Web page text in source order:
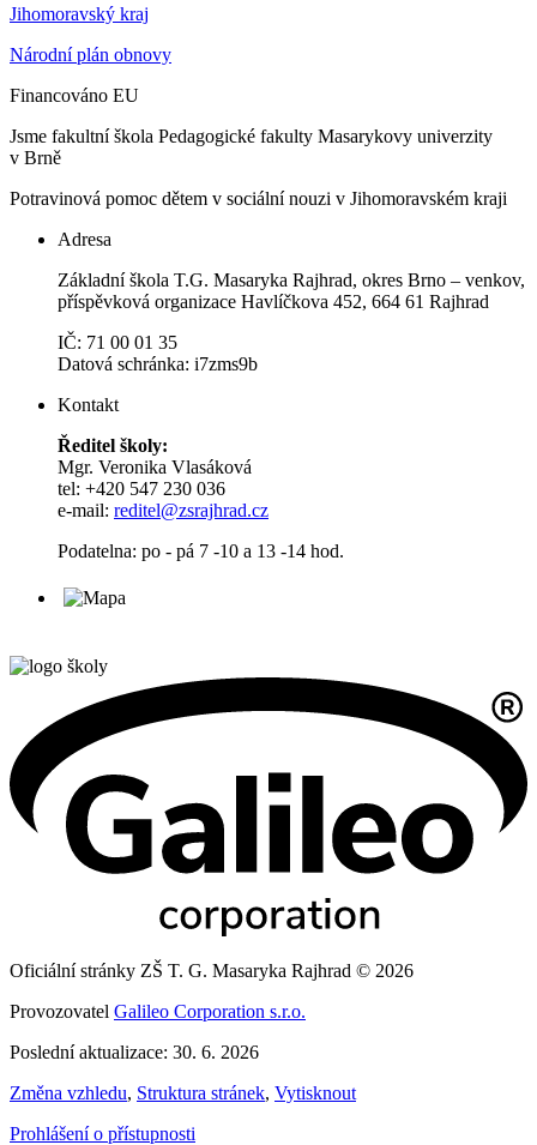
Jihomoravský kraj
Národní plán obnovy
Financováno EU
Jsme fakultní škola Pedagogické fakulty Masarykovy univerzity
v Brně
Potravinová pomoc dětem v sociální nouzi v Jihomoravském kraji
Adresa
Základní škola T.G. Masaryka Rajhrad, okres Brno – venkov,
příspěvková organizace Havlíčkova 452, 664 61 Rajhrad
IČ: 71 00 01 35
Datová schránka: i7zms9b
Kontakt
Ředitel školy:
Mgr. Veronika Vlasáková
tel: +420 547 230 036
e-mail: reditel@zsrajhrad.cz
Podatelna: po - pá 7 -10 a 13 -14 hod.
Oficiální stránky ZŠ T. G. Masaryka Rajhrad © 2026
Provozovatel Galileo Corporation s.r.o.
Poslední aktualizace: 30. 6. 2026
Změna vzhledu, Struktura stránek, Vytisknout
Prohlášení o přístupnosti